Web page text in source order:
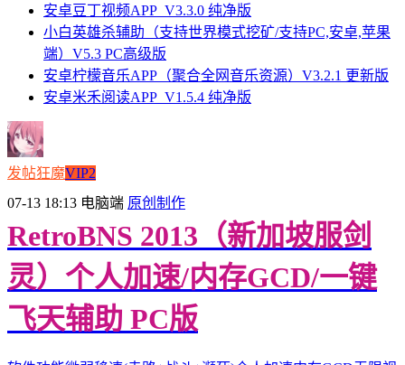
安卓豆丁视频APP_V3.3.0 纯净版
小白英雄杀辅助（支持世界模式挖矿/支持PC,安卓,苹果
端）V5.3 PC高级版
安卓柠檬音乐APP（聚合全网音乐资源）V3.2.1 更新版
安卓米禾阅读APP_V1.5.4 纯净版
发帖狂魔VIP2
07-13 18:13 电脑端 原创制作
RetroBNS 2013（新加坡服剑
灵）个人加速/内存GCD/一键
飞天辅助 PC版